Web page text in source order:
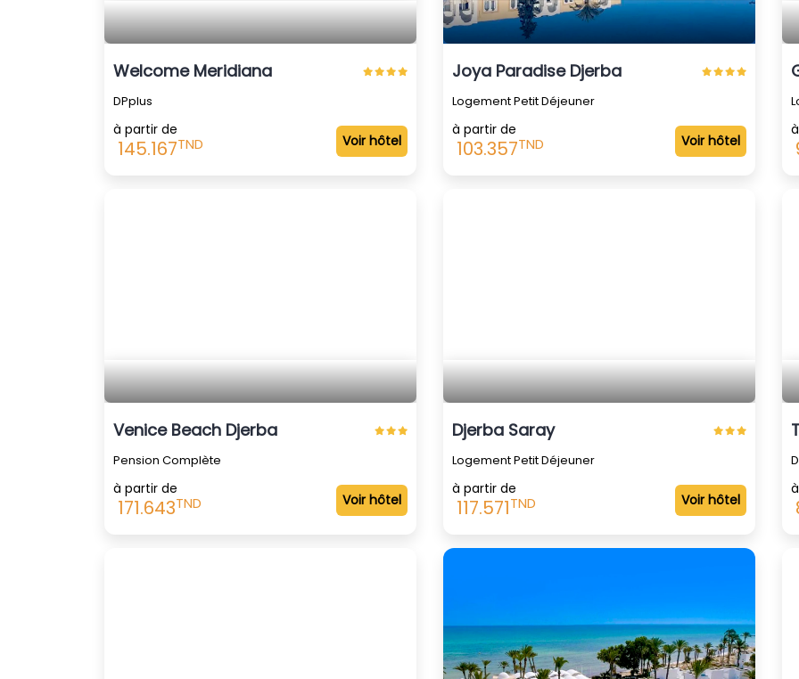
Welcome Meridiana
DPplus
à partir de
145.167TND Voir hôtel
Joya Paradise Djerba
Logement Petit Déjeuner
à partir de
103.357TND Voir hôtel
Venice Beach Djerba
Pension Complète
à partir de
171.643TND Voir hôtel
Djerba Saray
Logement Petit Déjeuner
à partir de
117.571TND Voir hôtel